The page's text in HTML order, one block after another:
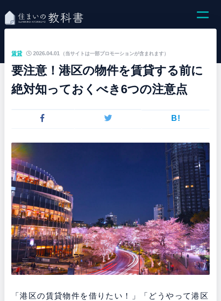
（当サイトは一部プロモーションが含まれます）
賃貸 2026.04.01
要注意！港区の物件を賃貸する前に
絶対知っておくべき6つの注意点
B!
「港区の賃貸物件を借りたい！」「どうやって港区